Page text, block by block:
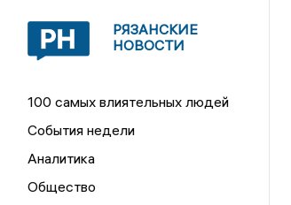
РЯЗАНСКИЕ
НОВОСТИ
100 самых влиятельных людей
События недели
Аналитика
Общество